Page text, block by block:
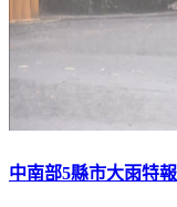
中南部5縣市大雨特